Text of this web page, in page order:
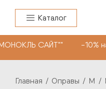
Каталог
САЙТ"" -
Главная / Оправы / M /